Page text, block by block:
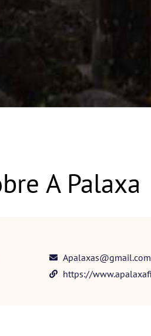
A Palaxa
Apalaxas@gmail.com
https://